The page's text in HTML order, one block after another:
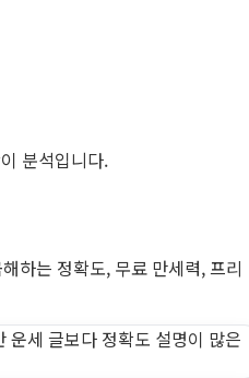
분석입니다.
하는 정확도, 무료 만세력, 프리
운세 글보다 정확도 설명이 많은